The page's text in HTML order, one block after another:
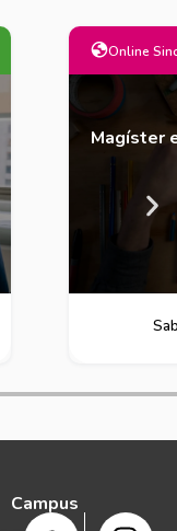
Campus